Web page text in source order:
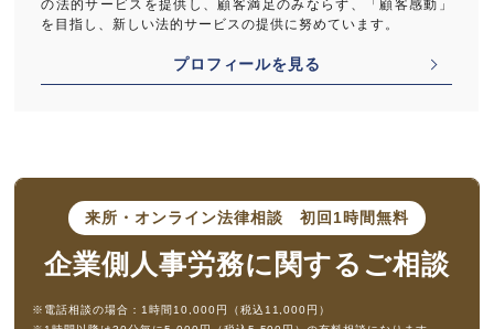
の法的サービスを提供し、顧客満足のみならず、「顧客感動」
を目指し、新しい法的サービスの提供に努めています。
プロフィールを見る
来所・オンライン法律相談 初回1時間無料
企業側人事労務に 関するご相談
※電話相談の場合：1時間10,000円（税込11,000円）